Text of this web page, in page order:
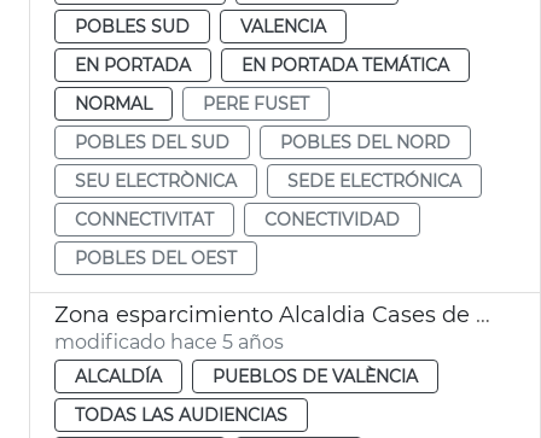
POBLES SUD
VALENCIA
EN PORTADA
EN PORTADA TEMÁTICA
NORMAL
PERE FUSET
POBLES DEL SUD
POBLES DEL NORD
SEU ELECTRÒNICA
SEDE ELECTRÓNICA
CONNECTIVITAT
CONECTIVIDAD
POBLES DEL OEST
Zona esparcimiento Alcaldia Cases de Bàrcena
modificado hace 5 años
ALCALDÍA
PUEBLOS DE VALÈNCIA
TODAS LAS AUDIENCIAS